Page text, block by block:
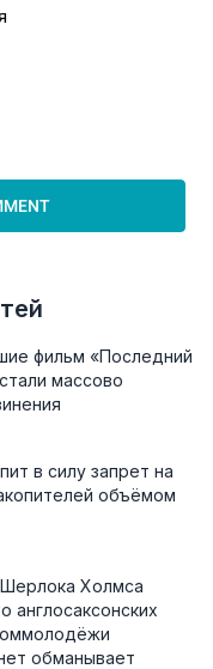
фильм «Последний
массово
в силу запрет на
объёмом
Холмса
англосаксонских
обманывает